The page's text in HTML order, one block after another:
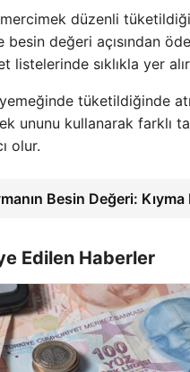
mercimek düzenli
besin değeri açısından
listelerinde sıklıkla yer
tüketildiğinde
ununu kullanarak farklı
olur.
Besin Değeri:
Edilen Haberler